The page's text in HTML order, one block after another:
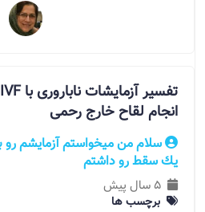
انجام لقاح خارج رحمی
سلام من ميخواستم آزمايشم رو
يك سقط رو داشتم
5 سال پیش
برچسب ها